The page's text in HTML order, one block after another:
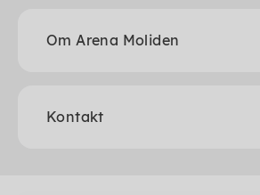
Om Arena Moliden
Kontakt